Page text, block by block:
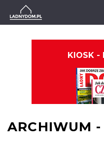
KIOSK -
ARCHIWUM